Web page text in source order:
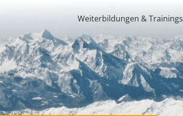
Weiterbildungen & Trainings